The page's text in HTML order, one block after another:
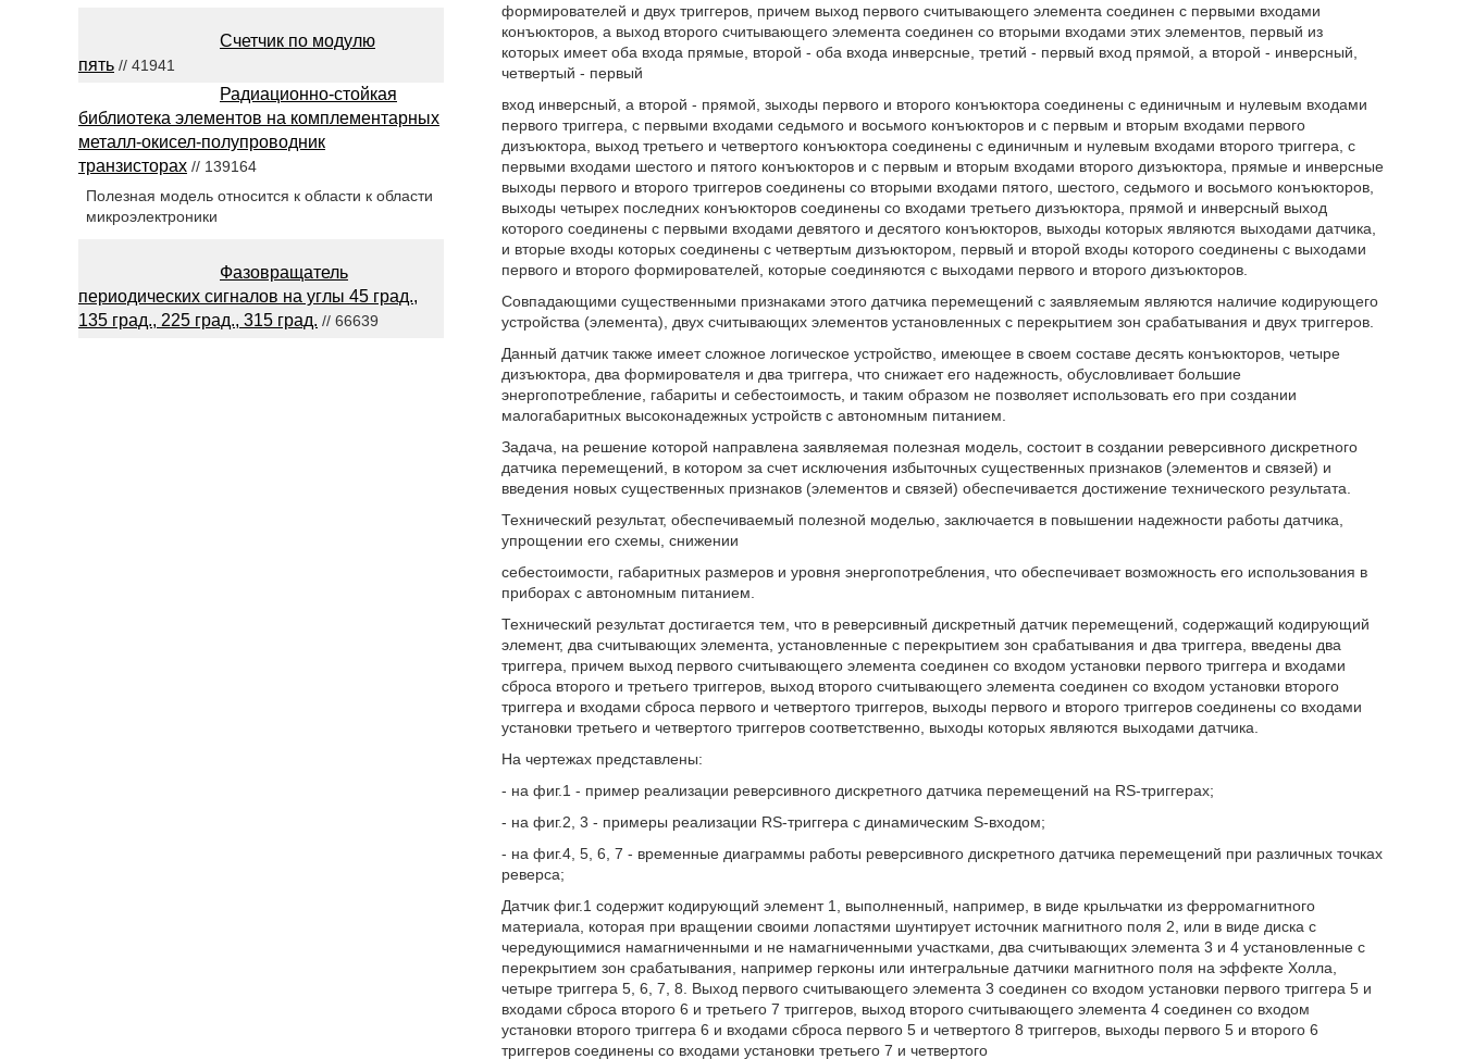
формирователей и двух триггеров, причем выход первого считывающего элемента соединен с первыми входами
конъюкторов, а выход второго считывающего элемента соединен со вторыми входами этих элементов, первый из
которых имеет оба входа прямые, второй - оба входа инверсные, третий - первый вход прямой, а второй - инверсный,
четвертый - первый
вход инверсный, а второй - прямой, зыходы первого и второго конъюктора соединены с единичным и нулевым входами
первого триггера, с первыми входами седьмого и восьмого конъюкторов и с первым и вторым входами первого
дизъюктора, выход третьего и четвертого конъюктора соединены с единичным и нулевым входами второго триггера, с
первыми входами шестого и пятого конъюкторов и с первым и вторым входами второго дизъюктора, прямые и инверсные
выходы первого и второго триггеров соединены со вторыми входами пятого, шестого, седьмого и восьмого конъюкторов,
выходы четырех последних конъюкторов соединены со входами третьего дизъюктора, прямой и инверсный выход
которого соединены с первыми входами девятого и десятого конъюкторов, выходы которых являются выходами датчика,
и вторые входы которых соединены с четвертым дизъюктором, первый и второй входы которого соединены с выходами
первого и второго формирователей, которые соединяются с выходами первого и второго дизъюкторов.
Совпадающими существенными признаками этого датчика перемещений с заявляемым являются наличие кодирующего
устройства (элемента), двух считывающих элементов установленных с перекрытием зон срабатывания и двух триггеров.
Данный датчик также имеет сложное логическое устройство, имеющее в своем составе десять конъюкторов, четыре
дизъюктора, два формирователя и два триггера, что снижает его надежность, обусловливает большие
энергопотребление, габариты и себестоимость, и таким образом не позволяет использовать его при создании
малогабаритных высоконадежных устройств с автономным питанием.
Задача, на решение которой направлена заявляемая полезная модель, состоит в создании реверсивного дискретного
датчика перемещений, в котором за счет исключения избыточных существенных признаков (элементов и связей) и
введения новых существенных признаков (элементов и связей) обеспечивается достижение технического результата.
Технический результат, обеспечиваемый полезной моделью, заключается в повышении надежности работы датчика,
упрощении его схемы, снижении
себестоимости, габаритных размеров и уровня энергопотребления, что обеспечивает возможность его использования в
приборах с автономным питанием.
Технический результат достигается тем, что в реверсивный дискретный датчик перемещений, содержащий кодирующий
элемент, два считывающих элемента, установленные с перекрытием зон срабатывания и два триггера, введены два
триггера, причем выход первого считывающего элемента соединен со входом установки первого триггера и входами
сброса второго и третьего триггеров, выход второго считывающего элемента соединен со входом установки второго
триггера и входами сброса первого и четвертого триггеров, выходы первого и второго триггеров соединены со входами
установки третьего и четвертого триггеров соответственно, выходы которых являются выходами датчика.
На чертежах представлены:
- на фиг.1 - пример реализации реверсивного дискретного датчика перемещений на RS-триггерах;
- на фиг.2, 3 - примеры реализации RS-триггера с динамическим S-входом;
- на фиг.4, 5, 6, 7 - временные диаграммы работы реверсивного дискретного датчика перемещений при различных точках
реверса;
Датчик фиг.1 содержит кодирующий элемент 1, выполненный, например, в виде крыльчатки из ферромагнитного
материала, которая при вращении своими лопастями шунтирует источник магнитного поля 2, или в виде диска с
чередующимися намагниченными и не намагниченными участками, два считывающих элемента 3 и 4 установленные с
перекрытием зон срабатывания, например герконы или интегральные датчики магнитного поля на эффекте Холла,
четыре триггера 5, 6, 7, 8. Выход первого считывающего элемента 3 соединен со входом установки первого триггера 5 и
входами сброса второго 6 и третьего 7 триггеров, выход второго считывающего элемента 4 соединен со входом
установки второго триггера 6 и входами сброса первого 5 и четвертого 8 триггеров, выходы первого 5 и второго 6
триггеров соединены со входами установки третьего 7 и четвертого
Счетчик по модулю
пять // 41941
Радиационно-стойкая
библиотека элементов на комплементарных
металл-окисел-полупроводник
транзисторах // 139164
Полезная модель относится к области к области
микроэлектроники
Фазовращатель
периодических сигналов на углы 45 град.,
135 град., 225 град., 315 град. // 66639